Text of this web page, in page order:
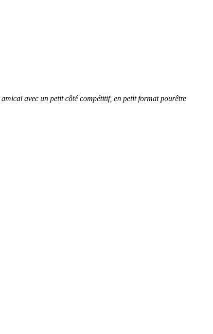
avec un petit côté compétitif, en petit format pourêtre